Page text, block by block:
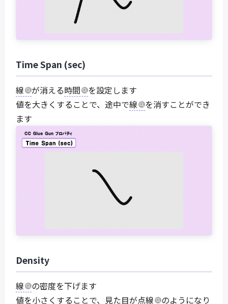
Time Span (sec)
線 が消える時間
を設定します
値を大きくすることで、途中で線
を消すことができ
ます
Density
線
の密度を下げます
値を小さくすることで、見た目が点線
のようになり